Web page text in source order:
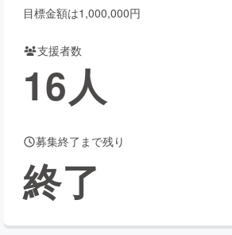
ー・ヘルスケア
目標金額は1,000,000円
支援者数
16人
募集終了まで残り
終了